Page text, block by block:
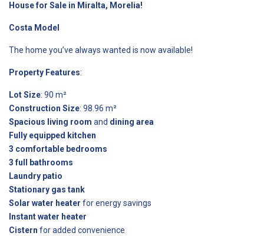
House for Sale in Miralta, Morelia!
Costa Model
The home you’ve always wanted is now available!
Property Features:
Lot Size: 90 m²
Construction Size: 98.96 m²
Spacious living room and dining area
Fully equipped kitchen
3 comfortable bedrooms
3 full bathrooms
Laundry patio
Stationary gas tank
Solar water heater for energy savings
Instant water heater
Cistern for added convenience